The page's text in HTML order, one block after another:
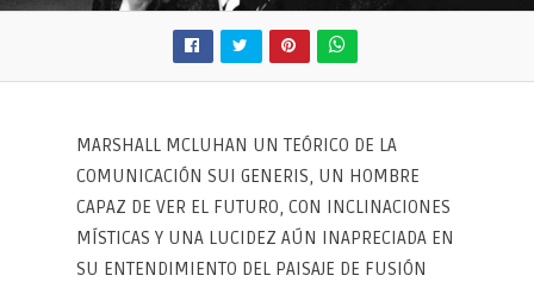
MARSHALL MCLUHAN UN TEÓRICO DE LA
COMUNICACIÓN SUI GENERIS, UN HOMBRE
CAPAZ DE VER EL FUTURO, CON INCLINACIONES
MÍSTICAS Y UNA LUCIDEZ AÚN INAPRECIADA EN
SU ENTENDIMIENTO DEL PAISAJE DE FUSIÓN